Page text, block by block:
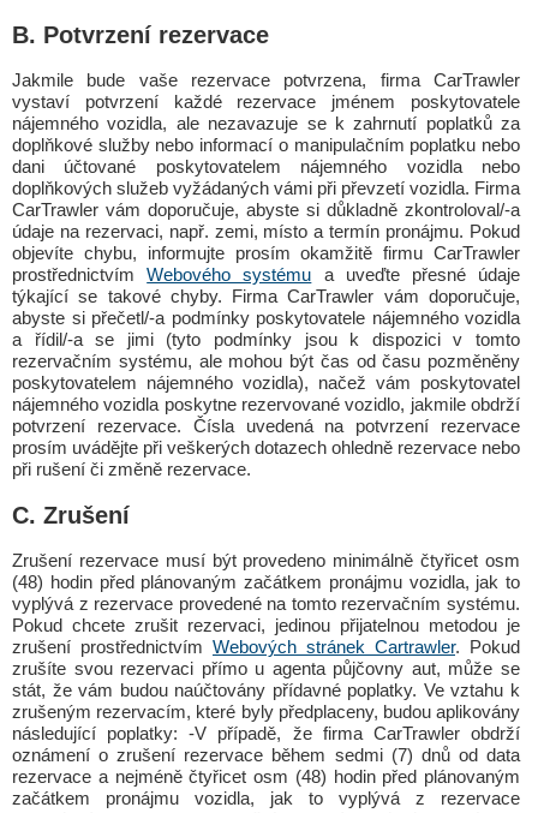
B. Potvrzení rezervace
Jakmile bude vaše rezervace potvrzena, firma CarTrawler
vystaví potvrzení každé rezervace jménem poskytovatele
nájemného vozidla, ale nezavazuje se k zahrnutí poplatků za
doplňkové služby nebo informací o manipulačním poplatku nebo
dani účtované poskytovatelem nájemného vozidla nebo
doplňkových služeb vyžádaných vámi při převzetí vozidla. Firma
CarTrawler vám doporučuje, abyste si důkladně zkontroloval/-a
údaje na rezervaci, např. zemi, místo a termín pronájmu. Pokud
objevíte chybu, informujte prosím okamžitě firmu CarTrawler
prostřednictvímWebového systému a uveďte přesné údaje
týkající se takové chyby. Firma CarTrawler vám doporučuje,
abyste si přečetl/-a podmínky poskytovatele nájemného vozidla
a řídil/-a se jimi (tyto podmínky jsou k dispozici v tomto
rezervačním systému, ale mohou být čas od času pozměněny
poskytovatelem nájemného vozidla), načež vám poskytovatel
nájemného vozidla poskytne rezervované vozidlo, jakmile obdrží
potvrzení rezervace. Čísla uvedená na potvrzení rezervace
prosím uvádějte při veškerých dotazech ohledně rezervace nebo
při rušení či změně rezervace.
C. Zrušení
Zrušení rezervace musí být provedeno minimálně čtyřicet osm
(48) hodin před plánovaným začátkem pronájmu vozidla, jak to
vyplývá z rezervace provedené na tomto rezervačním systému.
Pokud chcete zrušit rezervaci, jedinou přijatelnou metodou je
zrušení prostřednictvím Webových stránek Cartrawler. Pokud
zrušíte svou rezervaci přímo u agenta půjčovny aut, může se
stát, že vám budou naúčtovány přídavné poplatky. Ve vztahu k
zrušeným rezervacím, které byly předplaceny, budou aplikovány
následující poplatky: -V případě, že firma CarTrawler obdrží
oznámení o zrušení rezervace během sedmi (7) dnů od data
rezervace a nejméně čtyřicet osm (48) hodin před plánovaným
začátkem pronájmu vozidla, jak to vyplývá z rezervace